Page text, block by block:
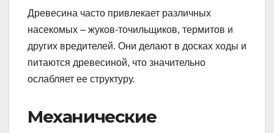
Древесина часто привлекает различных
насекомых – жуков-точильщиков, термитов и
других вредителей. Они делают в досках ходы и
питаются древесиной, что значительно
ослабляет ее структуру.
Механические